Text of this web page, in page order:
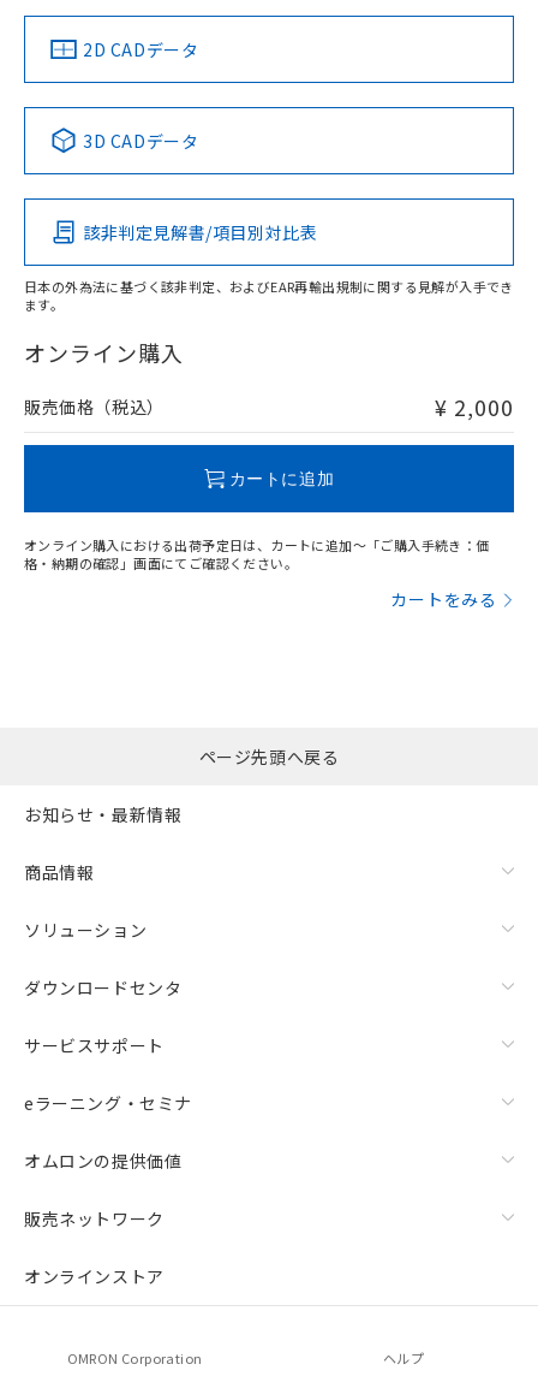
中国 RoHS 注意事項・凡例
Pb Hg Cd Cr(VI)
O
在庫等で未対応品が混在する可能性があります。
問い合わせください。
2D CADデータ
3D CADデータ
該非判定見解書/項目別対比表
日本の外為法に基づく該非判定、およびEAR再輸出規制に関する見解が入手でき
ます。
オンライン購入
販売価格（税込） ¥ 2,000
カートに追加
オンライン購入における出荷予定日は、カートに追加～「ご購入手続き：価
格・納期の確認」画面にてご確認ください。
カートをみる
ページ先頭へ戻る
お知らせ・最新情報
商品情報
ソリューション
ダウンロードセンタ
サービスサポート
eラーニング・セミナ
オムロンの提供価値
販売ネットワーク
オンラインストア
OMRON Corporation ヘルプ